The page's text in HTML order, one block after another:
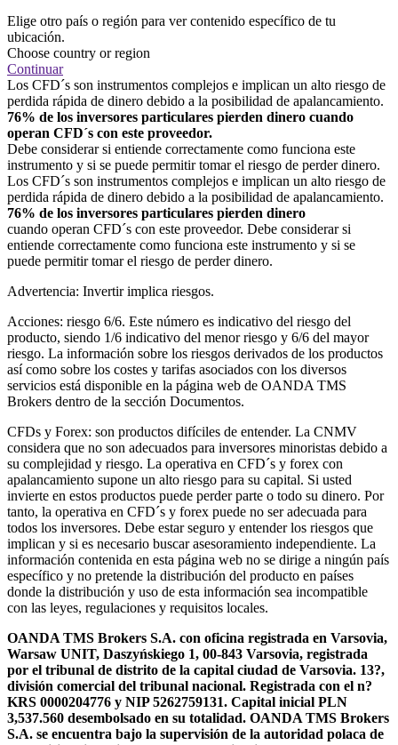
Elige otro país o región para ver contenido específico de tu
ubicación.
Choose country or region
Continuar
Los CFD´s son instrumentos complejos e implican un alto riesgo de
perdida rápida de dinero debido a la posibilidad de apalancamiento.
76% de los inversores particulares pierden dinero cuando
operan CFD´s con este proveedor.
Debe considerar si entiende correctamente como funciona este
instrumento y si se puede permitir tomar el riesgo de perder dinero.
Los CFD´s son instrumentos complejos e implican un alto riesgo de
perdida rápida de dinero debido a la posibilidad de apalancamiento.
76% de los inversores particulares pierden dinero
cuando operan CFD´s con este proveedor. Debe considerar si
entiende correctamente como funciona este instrumento y si se
puede permitir tomar el riesgo de perder dinero.
Advertencia: Invertir implica riesgos.
Acciones: riesgo 6/6. Este número es indicativo del riesgo del
producto, siendo 1/6 indicativo del menor riesgo y 6/6 del mayor
riesgo. La información sobre los riesgos derivados de los productos
así como sobre los costes y tarifas asociados con los diversos
servicios está disponible en la página web de OANDA TMS
Brokers dentro de la sección Documentos.
CFDs y Forex: son productos difíciles de entender. La CNMV
considera que no son adecuados para inversores minoristas debido a
su complejidad y riesgo. La operativa en CFD´s y forex con
apalancamiento supone un alto riesgo para su capital. Si usted
invierte en estos productos puede perder parte o todo su dinero. Por
tanto, la operativa en CFD´s y forex puede no ser adecuada para
todos los inversores. Debe estar seguro y entender los riesgos que
implican y si es necesario buscar asesoramiento independiente. La
información contenida en esta página web no se dirige a ningún país
específico y no pretende la distribución del producto en países
donde la distribución y uso de esta información sea incompatible
con las leyes, regulaciones y requisitos locales.
OANDA TMS Brokers S.A. con oficina registrada en Varsovia,
Warsaw UNIT, Daszyńskiego 1, 00-843 Varsovia, registrada
por el tribunal de distrito de la capital ciudad de Varsovia. 13?,
división comercial del tribunal nacional. Registrada con el n?
KRS 0000204776 y NIP 5262759131. Capital inicial PLN
3,537.560 desembolsado en su totalidad. OANDA TMS Brokers
S.A. se encuentra bajo la supervisión de la autoridad polaca de